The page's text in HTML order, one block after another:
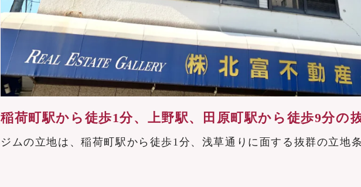
稲荷町駅から徒歩1分、上野駅、田原町駅から徒歩9分の
ジムの立地は、稲荷町駅から徒歩1分、浅草通りに面する抜群の立地条